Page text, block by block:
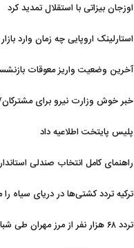
اوزجان بیزاتی با استقلال تمدید کرد
استارلینک اروپایی چه زمان وارد
آخرین وضعیت واریز معوقات
خبر خوش وزارت نیرو برای
پلیس پایتخت اطلاعیه داد
راهنمای کامل انتخاب صندلی
ترکیه تردد کشتی‌ها در دریای سیاه
تردد ۶۸ هزار نفر از مرز مهران طی شبانه روز گذشته